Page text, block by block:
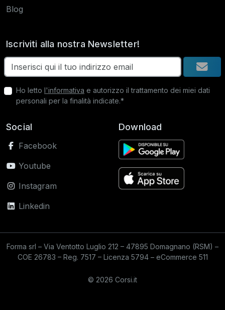
Blog
Iscriviti alla nostra Newsletter!
Ho letto l'informativa e autorizzo il trattamento dei miei dati
personali per la finalità indicate.*
Social
Facebook
Youtube
Instagram
Linkedin
Download
Forma srl – Via Ventotto Luglio 212 – 47895 Domagnano (RSM) –
COE 26783 – Reg. 7517 – Licenza 5794 – eCommerce 511
© 2026 Corsi.it